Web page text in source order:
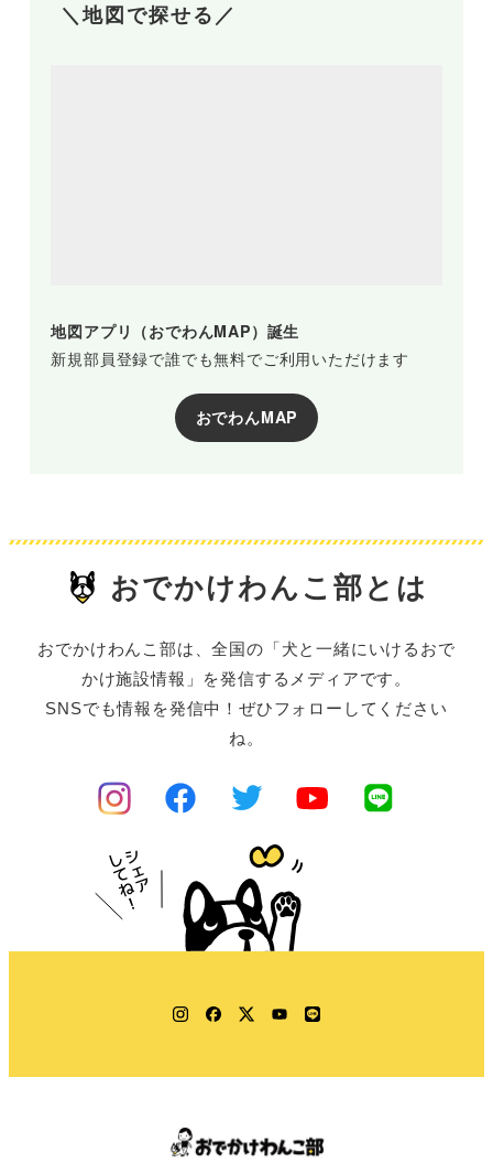
＼地図で探せる／
地図アプリ（おでわんMAP）誕生
新規部員登録で誰でも無料でご利用いただけます
おでわんMAP
おでかけわんこ部とは
おでかけわんこ部は、全国の「犬と一緒にいけるおで
かけ施設情報」を発信するメディアです。
SNSでも情報を発信中！ぜひフォローしてください
ね。
Instagram
Facebook
TwitterYouTube
LINE